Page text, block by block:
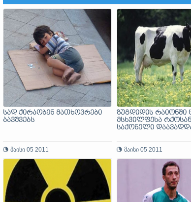
სად ქირაობენ მათხოვრები
ბავშვებს
მაისი 05 2011
ზუგდიდის რაიონში
მსხვილფეხა
საქონელი
მაისი 05 2011